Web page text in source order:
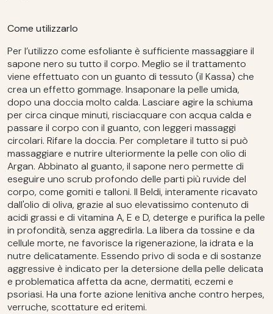
Come utilizzarlo
Per l’utilizzo come esfoliante è sufficiente massaggiare il
sapone nero su tutto il corpo. Meglio se il trattamento
viene effettuato con un guanto di tessuto (il Kassa) che
crea un effetto gommage. Insaponare la pelle umida,
dopo una doccia molto calda. Lasciare agire la schiuma
per circa cinque minuti, risciacquare con acqua calda e
passare il corpo con il guanto, con leggeri massaggi
circolari. Rifare la doccia. Per completare il tutto si può
massaggiare e nutrire ulteriormente la pelle con olio di
Argan. Abbinato al guanto, il sapone nero permette di
eseguire uno scrub profondo delle parti più ruvide del
corpo, come gomiti e talloni. Il Beldi, interamente ricavato
dall'olio di oliva, grazie al suo elevatissimo contenuto di
acidi grassi e di vitamina A, E e D, deterge e purifica la pelle
in profondità, senza aggredirla. La libera da tossine e da
cellule morte, ne favorisce la rigenerazione, la idrata e la
nutre delicatamente. Essendo privo di soda e di sostanze
aggressive è indicato per la detersione della pelle delicata
e problematica affetta da acne, dermatiti, eczemi e
psoriasi. Ha una forte azione lenitiva anche contro herpes,
verruche, scottature ed eritemi.